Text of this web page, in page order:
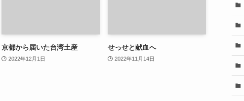
京都から届いた台湾土産
2022年12月1日
せっせと献血へ
2022年11月14日